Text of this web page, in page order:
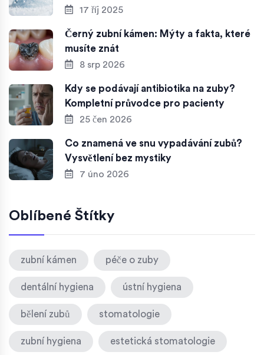
17 říj 2025
Černý zubní kámen: Mýty a fakta, které
musíte znát
8 srp 2026
Kdy se podávají antibiotika na zuby?
Kompletní průvodce pro pacienty
25 čen 2026
Co znamená ve snu vypadávání zubů?
Vysvětlení bez mystiky
7 úno 2026
Oblíbené Štítky
zubní kámen péče o zuby
dentální hygiena ústní hygiena
bělení zubů stomatologie
zubní hygiena estetická stomatologie